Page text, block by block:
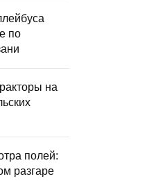
по
на
полей:
разгаре